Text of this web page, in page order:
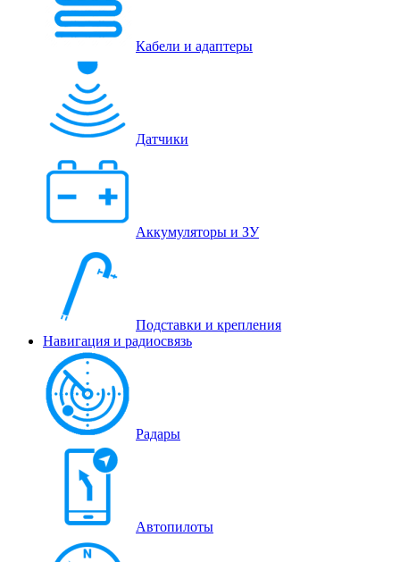
Кабели и адаптеры
Датчики
Аккумуляторы и ЗУ
Подставки и крепления
Навигация и радиосвязь
Радары
Автопилоты